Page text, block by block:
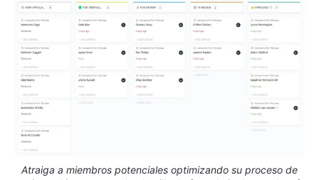
Atraiga a miembros potenciales optimizando su proceso de